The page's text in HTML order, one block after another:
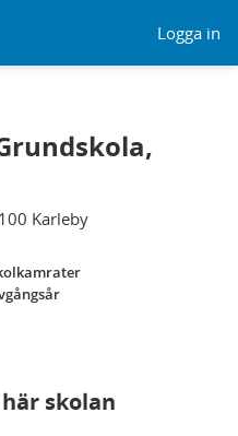
Logga in
Karleby
skolan